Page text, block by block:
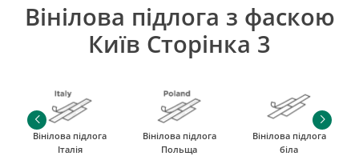
Вінілова підлога з фаскою
Київ Сторінка 3
Вінілова підлога
Італія
Вінілова підлога
Польща
Вінілова підлога
біла